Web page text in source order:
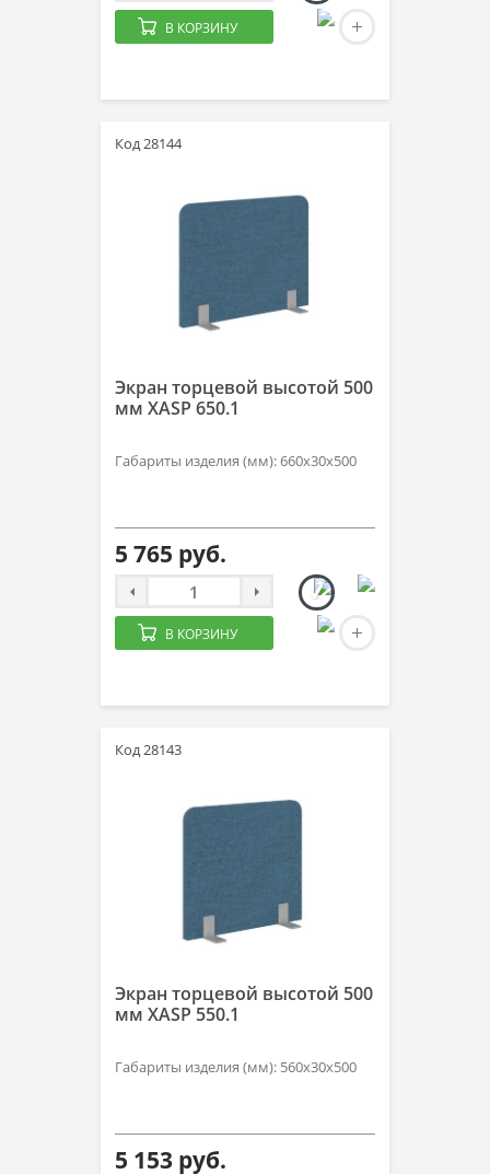
В КОРЗИНУ
Код 28144
Экран торцевой высотой 500
мм XASP 650.1
Габариты изделия (мм): 660х30х500
5 765 руб.
В КОРЗИНУ
Код 28143
Экран торцевой высотой 500
мм XASP 550.1
Габариты изделия (мм): 560х30х500
5 153 руб.